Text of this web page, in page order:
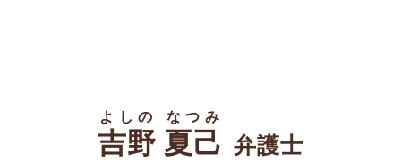
吉野 夏己
よしの なつみ
弁護士